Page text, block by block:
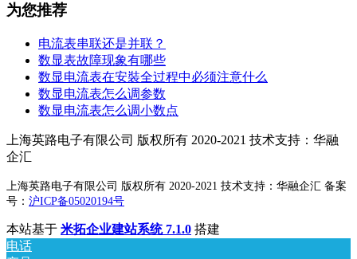
为您推荐
电流表串联还是并联？
数显表故障现象有哪些
数显电流表在安裝全过程中必须注意什么
数显电流表怎么调参数
数显电流表怎么调小数点
上海英路电子有限公司 版权所有 2020-2021 技术支持：华融
企汇
上海英路电子有限公司 版权所有 2020-2021 技术支持：华融企汇 备案
号： 沪ICP备05020194号
本站基于 米拓企业建站系统 7.1.0 搭建
电话